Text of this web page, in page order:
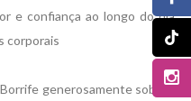
e confiança ao longo do dia,
corporais
generosamente sobre a